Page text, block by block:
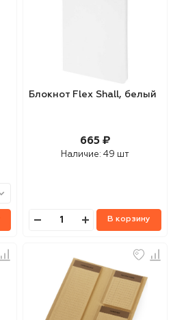
Блокнот Flex Shall, белый
665 ₽
Наличие: 49 шт
В корзину